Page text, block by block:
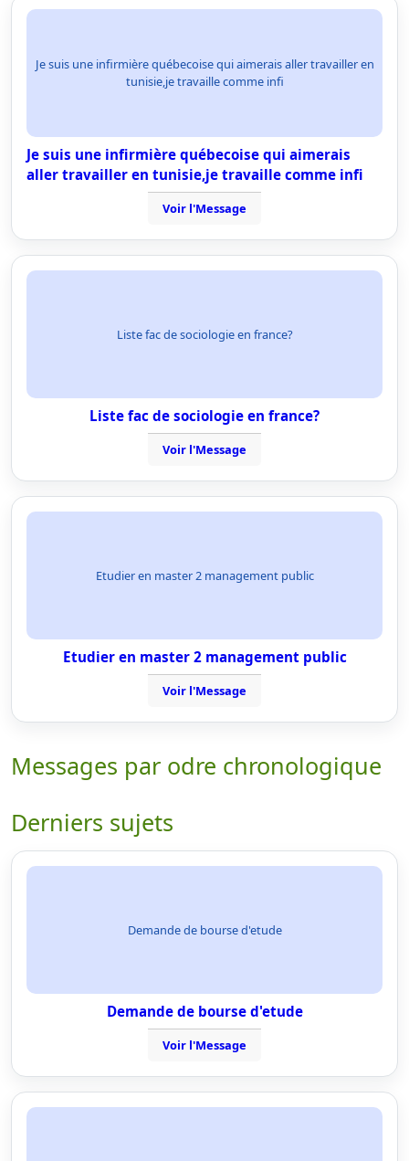
Je suis une infirmière québecoise qui aimerais aller travailler en
tunisie,je travaille comme infi
Je suis une infirmière québecoise qui aimerais
aller travailler en tunisie,je travaille comme infi
Voir l'Message
Liste fac de sociologie en france?
Liste fac de sociologie en france?
Voir l'Message
Etudier en master 2 management public
Etudier en master 2 management public
Voir l'Message
Messages par odre chronologique
Derniers sujets
Demande de bourse d'etude
Demande de bourse d'etude
Voir l'Message